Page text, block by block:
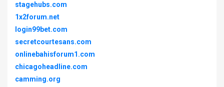
stagehubs.com
1x2forum.net
login99bet.com
secretcourtesans.com
onlinebahisforum1.com
chicagoheadline.com
camming.org